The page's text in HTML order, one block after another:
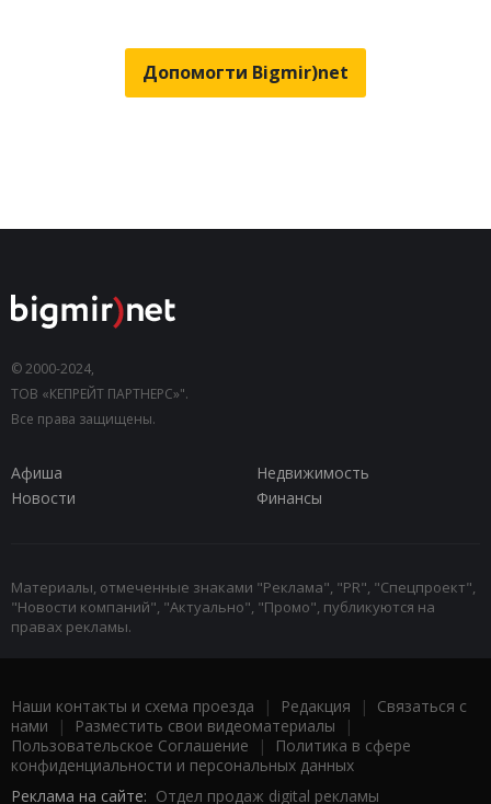
Допомогти Bigmir)net
© 2000-2024,
ТОВ «КЕПРЕЙТ ПАРТНЕРС»".
Все права защищены.
Афиша
Недвижимость
Новости
Финансы
Материалы, отмеченные знаками "Реклама", "PR", "Спецпроект",
"Новости компаний", "Актуально", "Промо", публикуются на
правах рекламы.
Наши контакты и схема проезда | Редакция | Связаться с
нами | Разместить свои видеоматериалы |
Пользовательское Соглашение |
Политика в сфере
конфиденциальности и персональных данных
Реклама на сайте: Отдел продаж digital рекламы